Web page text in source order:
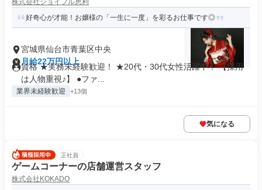
株式会社ジョイフル恵利
好奇心が才能！お嬢様の「一生に一度」を彩るお仕事です◎
宮城県仙台市青葉区中央
月給22万円以上
資格 ★実務未経験歓迎！ ★20代・30代女性活躍中！ 【採用
は人物重視♪】 ●ファ...
業界未経験歓迎 +13個
気になる
正社員
ゲームコーナーの店舗運営スタッフ
株式会社KOKADO